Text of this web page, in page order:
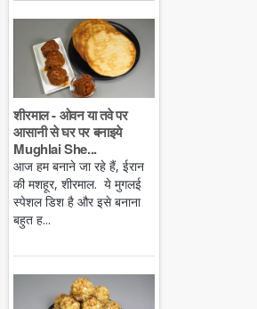
शीरमाल - ओवन या तवे पर
आसानी से घर पर बनाइये
Mughlai She...
आज हम बनाने जा रहे हैं, ईरान
की मशहूर, शीरमाल. ये मुगलई
स्पेशल डिश है और इसे बनाना
बहुत ह...